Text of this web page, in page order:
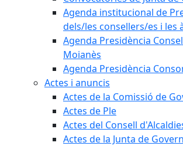
Agenda institucional de
dels/les consellers/es i les
Agenda Presidència
Moianès
Agenda Presidència
Actes i anuncis
Actes de la Comissió de
Actes de Ple
Actes del Consell
Actes de la Junta de Govern